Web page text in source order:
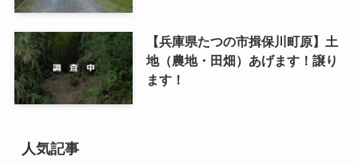
【兵庫県たつの市揖保川町原】土
地（農地・田畑）あげます！譲り
ます！
人気記事